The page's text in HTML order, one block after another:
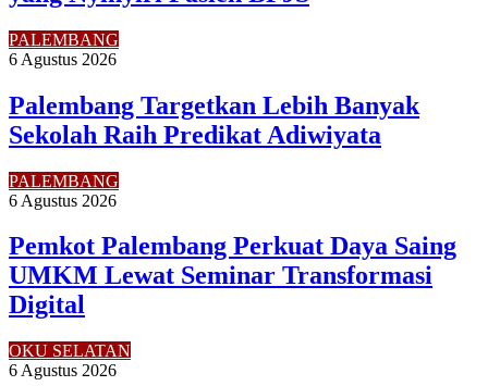
PALEMBANG
6 Agustus 2026
Palembang Targetkan Lebih Banyak
Sekolah Raih Predikat Adiwiyata
PALEMBANG
6 Agustus 2026
Pemkot Palembang Perkuat Daya Saing
UMKM Lewat Seminar Transformasi
Digital
OKU SELATAN
6 Agustus 2026